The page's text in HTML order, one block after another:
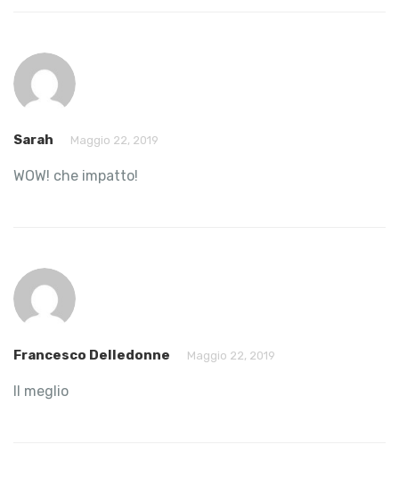
Sarah Maggio 22, 2019
WOW! che impatto!
Francesco Delledonne Maggio 22, 2019
Il meglio